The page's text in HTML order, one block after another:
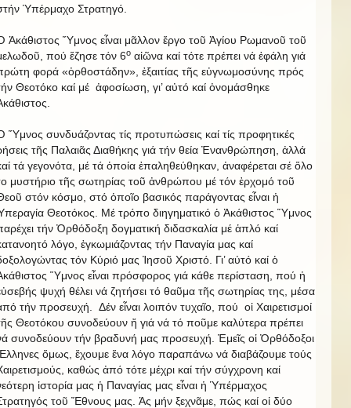
Ὑπέρμαχο Στρατηγό.
Ἀκάθιστος Ὕμνος εἶναι μᾶλλον ἔργο τοῦ Ἁγίου Ρωμανοῦ τοῦ
πού ἔζησε τόν 6ο αἰῶνα καί τότε πρέπει νά ἐφάλη γιά
φορά «ὀρθοστάδην», ἐξαιτίας τῆς εὐγνωμοσύνης πρός
Θεοτόκο καί μέ ἀφοσίωση, γι’ αὐτό καί ὀνομάσθηκε
Ὕμνος συνδυάζοντας τίς προτυπώσεις καί τίς προφητικές
τῆς Παλαιᾶς Διαθήκης γιά τήν θεία Ἐνανθρώπηση, ἀλλά
τά γεγονότα, μέ τά ὁποία ἐπαληθεύθηκαν, ἀναφέρεται σέ ὅλο
μυστήριο τῆς σωτηρίας τοῦ ἀνθρώπου μέ τόν ἐρχομό τοῦ
στόν κόσμο, στό ὁποῖο βασικός παράγοντας εἶναι ἡ
Θεοτόκος. Μέ τρόπο διηγηματικό ὁ Ἀκάθιστος Ὕμνος
τήν Ὀρθόδοξη δογματική διδασκαλία μέ ἁπλό καί
λόγο, ἐγκωμιάζοντας τήν Παναγία μας καί
τόν Κύριό μας Ἰησοῦ Χριστό. Γι’ αὐτό καί ὁ
Ὕμνος εἶναι πρόσφορος γιά κάθε περίσταση, πού ἡ
ψυχή θέλει νά ζητήσει τό θαῦμα τῆς σωτηρίας της, μέσα
τήν προσευχή. Δέν εἶναι λοιπόν τυχαῖο, πού οἱ Χαιρετισμοί
Θεοτόκου συνοδεύουν ἤ γιά νά τό ποῦμε καλύτερα πρέπει
συνοδεύουν τήν βραδυνή μας προσευχή. Ἐμεῖς οἱ Ὀρθόδοξοι
ὅμως, ἔχουμε ἕνα λόγο παραπάνω νά διαβάζουμε τούς
καθώς ἀπό τότε μέχρι καί τήν σύγχρονη καί
ἱστορία μας ἡ Παναγίας μας εἶναι ἡ Ὑπέρμαχος
τοῦ Ἔθνους μας. Ἀς μήν ξεχνᾶμε, πώς καί οἱ δύο